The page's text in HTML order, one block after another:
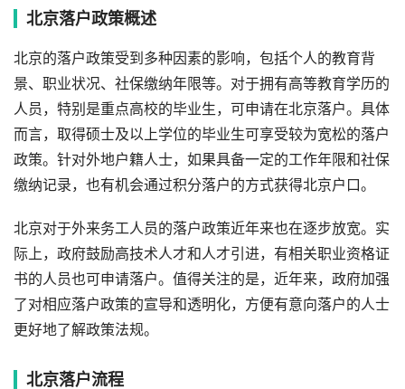
北京落户政策概述
北京的落户政策受到多种因素的影响，包括个人的教育背
景、职业状况、社保缴纳年限等。对于拥有高等教育学历的
人员，特别是重点高校的毕业生，可申请在北京落户。具体
而言，取得硕士及以上学位的毕业生可享受较为宽松的落户
政策。针对外地户籍人士，如果具备一定的工作年限和社保
缴纳记录，也有机会通过积分落户的方式获得北京户口。
北京对于外来务工人员的落户政策近年来也在逐步放宽。实
际上，政府鼓励高技术人才和人才引进，有相关职业资格证
书的人员也可申请落户。值得关注的是，近年来，政府加强
了对相应落户政策的宣导和透明化，方便有意向落户的人士
更好地了解政策法规。
北京落户流程